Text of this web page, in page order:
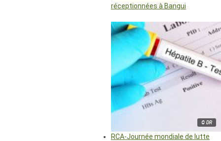
réceptionnées à Bangui
© DR
RCA-Journée mondiale de lutte